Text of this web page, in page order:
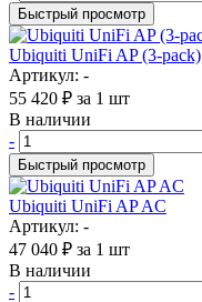
Быстрый просмотр
Ubiquiti UniFi AP (3-pack)
Артикул: -
55 420 ₽ за 1 шт
В наличии
-
Быстрый просмотр
Ubiquiti UniFi AP AC
Артикул: -
47 040 ₽ за 1 шт
В наличии
-